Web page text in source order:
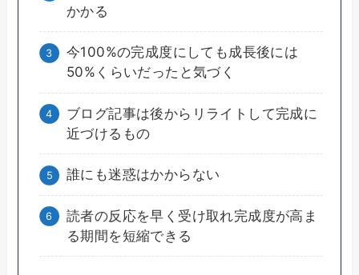
かかる
今100%の完成度にしても成長後には
50%くらいだったと気づく
ブログ記事は後からリライトして完成に
近づけるもの
誰にも迷惑はかからない
読者の反応を早く受け取れ完成度が高ま
る期間を短縮できる